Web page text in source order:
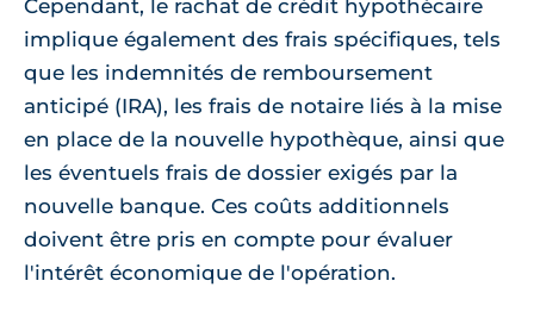
Cependant, le rachat de crédit hypothécaire
implique également des frais spécifiques, tels
que les indemnités de remboursement
anticipé (IRA), les frais de notaire liés à la mise
en place de la nouvelle hypothèque, ainsi que
les éventuels frais de dossier exigés par la
nouvelle banque. Ces coûts additionnels
doivent être pris en compte pour évaluer
l'intérêt économique de l'opération.